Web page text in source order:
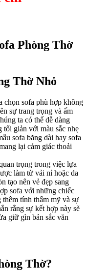
Phòng Thờ
Thờ Nhỏ
chọn sofa phù hợp không
sự trang trọng và ấm
ta có thể dễ dàng
tối giản với màu sắc nhẹ
sofa băng dài hay sofa
lại cảm giác thoải
trọng trong việc lựa
làm từ vải nỉ hoặc da
tạo nên vẻ đẹp sang
sofa với những chiếc
tính thẩm mỹ và sự
rằng sự kết hợp này sẽ
giữ gìn bản sắc văn
Thờ?